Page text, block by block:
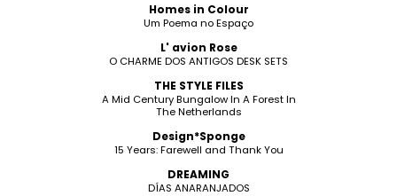
Homes in Colour
Um Poema no Espaço
L' avion Rose
O CHARME DOS ANTIGOS DESK SETS
THE STYLE FILES
A Mid Century Bungalow In A Forest In
The Netherlands
Design*Sponge
15 Years: Farewell and Thank You
DREAMING
DÍAS ANARANJADOS